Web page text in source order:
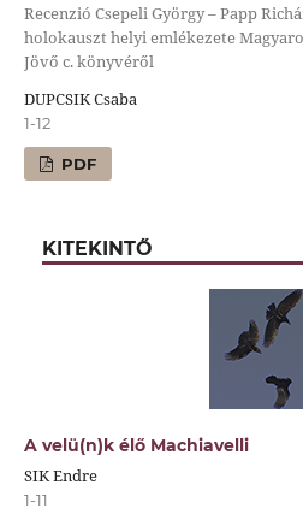
Recenzió Csepeli György – Papp
holokauszt helyi emlékezete
Jövő c. könyvéről
DUPCSIK Csaba
1-12
PDF
KITEKINTŐ
A velü(n)k élő Machiavelli
SIK Endre
1-11